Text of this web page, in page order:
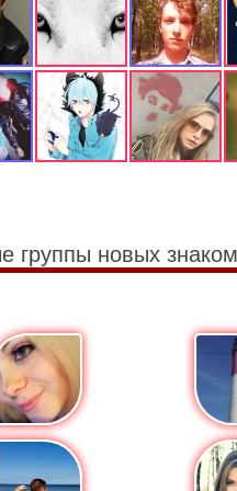
группы новых